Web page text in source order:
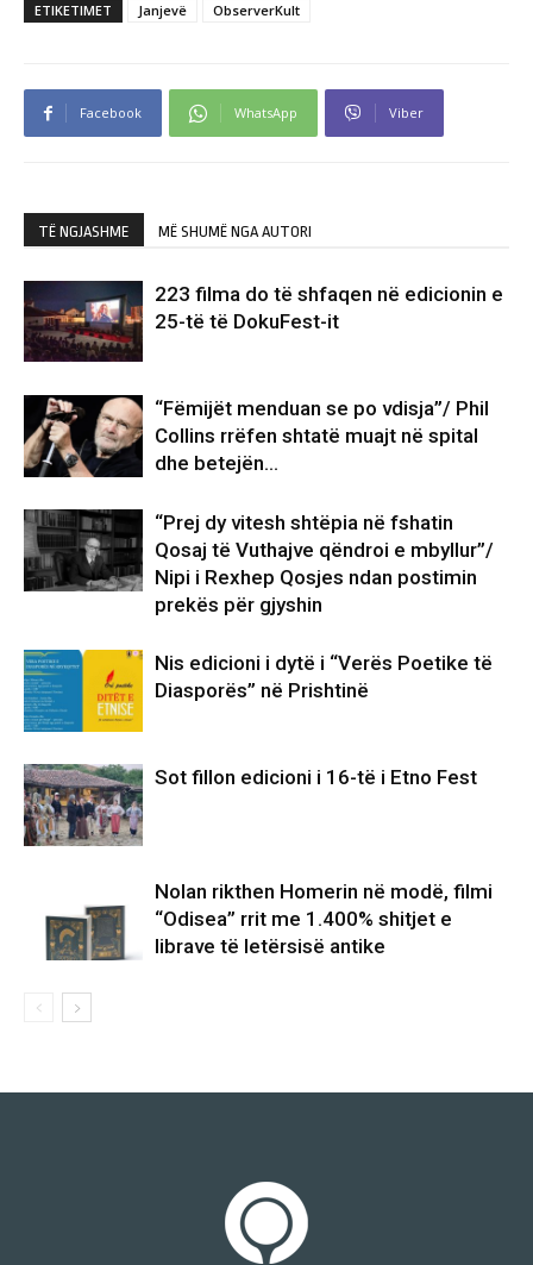
ETIKETIMET Janjevë ObserverKult
Facebook WhatsApp Viber
TË NGJASHME MË SHUMË NGA AUTORI
223 filma do të shfaqen në edicionin e
25-të të DokuFest-it
“Fëmijët menduan se po vdisja”/ Phil
Collins rrëfen shtatë muajt në spital
dhe betejën…
“Prej dy vitesh shtëpia në fshatin
Qosaj të Vuthajve qëndroi e mbyllur”/
Nipi i Rexhep Qosjes ndan postimin
prekës për gjyshin
Nis edicioni i dytë i “Verës Poetike të
Diasporës” në Prishtinë
Sot fillon edicioni i 16-të i Etno Fest
Nolan rikthen Homerin në modë, filmi
“Odisea” rrit me 1.400% shitjet e
librave të letërsisë antike